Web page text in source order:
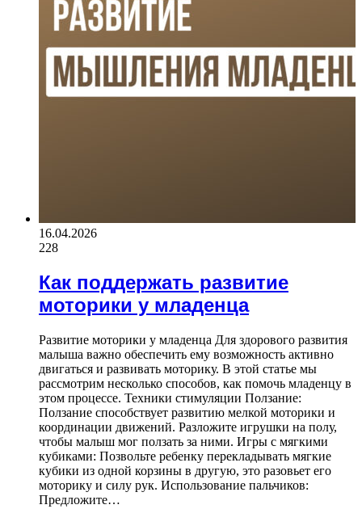
16.04.2026
228
Как поддержать развитие
моторики у младенца
Развитие моторики у младенца Для здорового развития
малыша важно обеспечить ему возможность активно
двигаться и развивать моторику. В этой статье мы
рассмотрим несколько способов, как помочь младенцу в
этом процессе. Техники стимуляции Ползание:
Ползание способствует развитию мелкой моторики и
координации движений. Разложите игрушки на полу,
чтобы малыш мог ползать за ними. Игры с мягкими
кубиками: Позвольте ребенку перекладывать мягкие
кубики из одной корзины в другую, это разовьет его
моторику и силу рук. Использование пальчиков:
Предложите…